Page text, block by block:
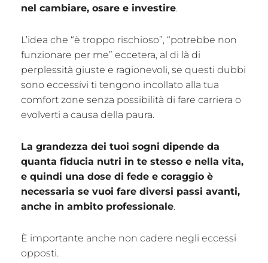
nel cambiare, osare e investire.
L’idea che “è troppo rischioso”, “potrebbe non
funzionare per me” eccetera, al di là di
perplessità giuste e ragionevoli, se questi dubbi
sono eccessivi ti tengono incollato alla tua
comfort zone senza possibilità di fare carriera o
evolverti a causa della paura.
La grandezza dei tuoi sogni dipende da
quanta fiducia nutri in te stesso e nella vita,
e quindi una dose di fede e coraggio è
necessaria se vuoi fare diversi passi avanti,
anche in ambito professionale.
È importante anche non cadere negli eccessi
opposti.